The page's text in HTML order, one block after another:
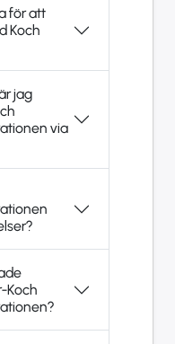
för att
Koch
jag
via
Koch